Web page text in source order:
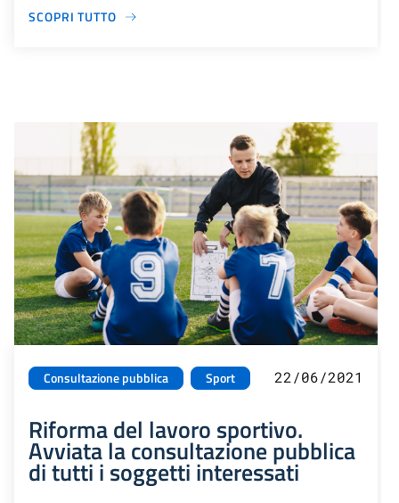
SCOPRI TUTTO
Consultazione pubblica Sport 22/06/2021
Riforma del lavoro sportivo.
Avviata la consultazione pubblica
di tutti i soggetti interessati